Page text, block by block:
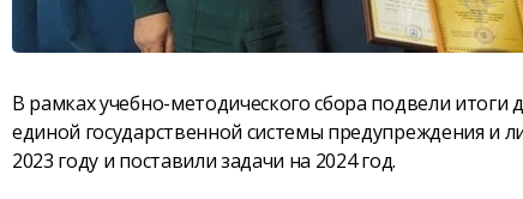
В рамках учебно-методического сбора подвели
единой государственной системы предупреждения
2023 году и поставили задачи на 2024 год.